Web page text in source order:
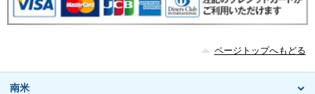
ページトップへもどる
南米